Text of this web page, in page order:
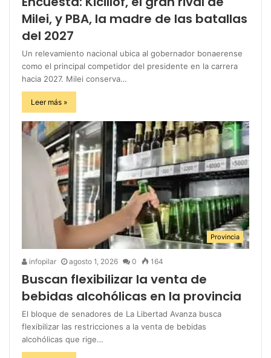
Milei, y PBA, la madre de las batallas
del 2027
Un relevamiento nacional ubica al gobernador bonaerense
como el principal competidor del presidente en la carrera
hacia 2027. Milei conserva…
Leer más »
Provincia
infopilar agosto 1, 2026 0 164
Buscan flexibilizar la venta de
bebidas alcohólicas en la provincia
El bloque de senadores de La Libertad Avanza busca
flexibilizar las restricciones a la venta de bebidas
alcohólicas que rige…